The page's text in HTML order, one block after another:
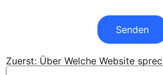
Senden
Zuerst: Über Welche Website